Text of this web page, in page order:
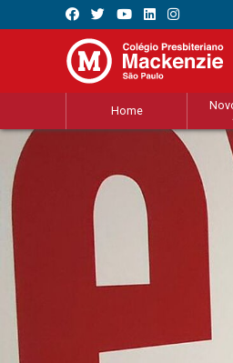
Home